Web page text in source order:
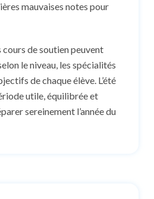
mauvaises notes pour
de soutien peuvent
le niveau, les spécialités
de chaque élève. L’été
utile, équilibrée et
sereinement l’année du